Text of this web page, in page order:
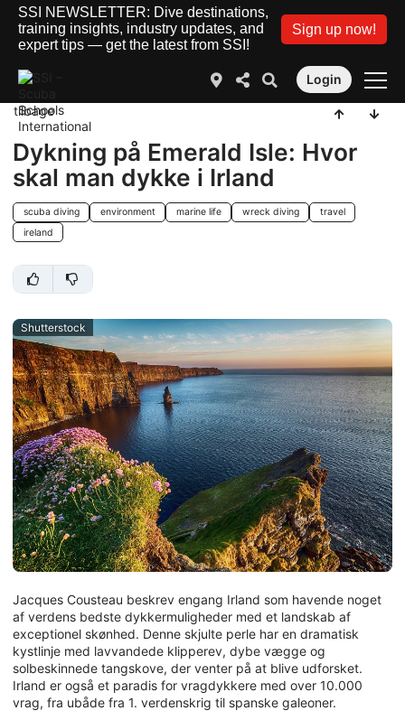
SSI NEWSLETTER: Dive destinations,
training insights, industry updates, and
expert tips — get the latest from SSI!
Sign up now!
Login
tilbage
Dykning på Emerald Isle: Hvor
skal man dykke i Irland
scuba diving environment marine life wreck diving
travel
ireland
Shutterstock
Jacques Cousteau beskrev engang Irland som havende noget
af verdens bedste dykkermuligheder med et landskab af
exceptionel skønhed. Denne skjulte perle har en dramatisk
kystlinje med lavvandede klipperev, dybe vægge og
solbeskinnede tangskove, der venter på at blive udforsket.
Irland er også et paradis for vragdykkere med over 10.000
vrag, fra ubåde fra 1. verdenskrig til spanske galeoner.